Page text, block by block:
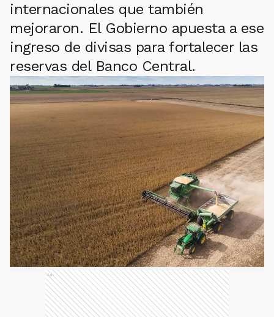
internacionales que también
mejoraron. El Gobierno apuesta a ese
ingreso de divisas para fortalecer las
reservas del Banco Central.
Ads